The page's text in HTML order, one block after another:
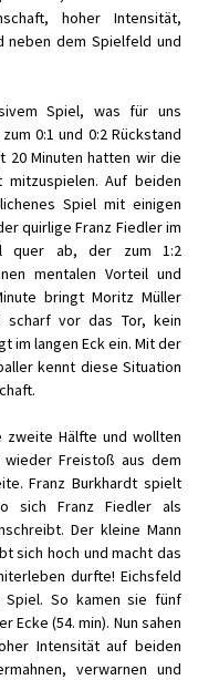
hoher Intensität,
neben dem Spielfeld und
Spiel, was für uns
0:1 und 0:2 Rückstand
20 Minuten hatten wir die
Auf beiden
Spiel mit einigen
quirlige Franz Fiedler im
quer ab, der zum 1:2
mentalen Vorteil und
bringt Moritz Müller
scharf vor das Tor, kein
im langen Eck ein. Mit der
kennt diese Situation
Hälfte und wollten
wieder Freistoß aus dem
Franz Burkhardt spielt
sich Franz Fiedler als
Der kleine Mann
sich hoch und macht das
durfte! Eichsfeld
So kamen sie fünf
Ecke (54. min). Nun sahen
Intensität auf beiden
verwarnen und